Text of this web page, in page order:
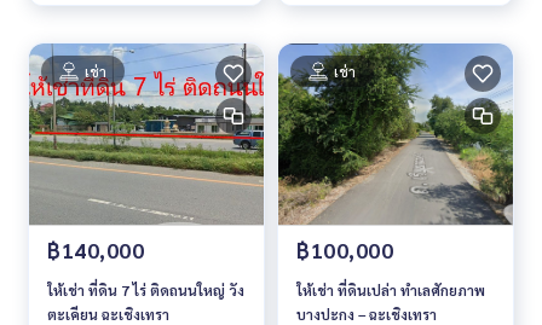
เช่า
฿140,000
ให้เช่า ที่ดิน 7 ไร่ ติดถนนใหญ่ วัง
ตะเคียน ฉะเชิงเทรา
เช่า
฿100,000
ให้เช่า ที่ดินเปล่า ทำเลศักยภาพ
บางปะกง – ฉะเชิงเทรา